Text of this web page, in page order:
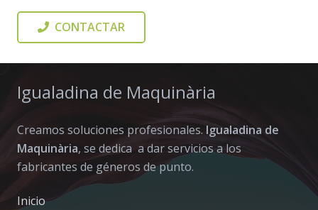
CONTACTAR
Igualadina de Maquinària
Creamos soluciones profesionales. Igualadina de
Maquinària, se dedica a dar servicios a los
fabricantes de géneros de punto.
Inicio